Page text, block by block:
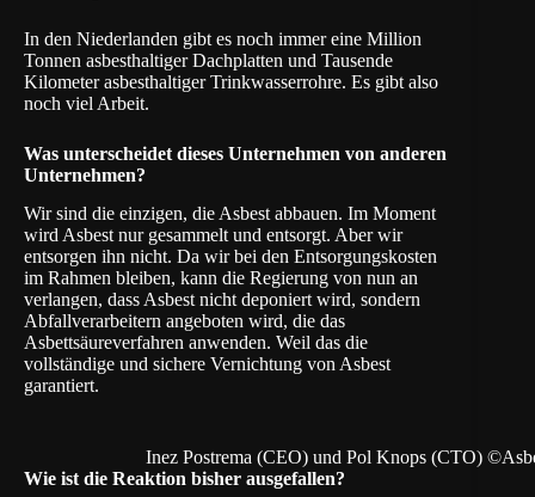
In den Niederlanden gibt es noch immer eine Million
Tonnen asbesthaltiger Dachplatten und Tausende
Kilometer asbesthaltiger Trinkwasserrohre. Es gibt also
noch viel Arbeit.
Was unterscheidet dieses Unternehmen von anderen
Unternehmen?
Wir sind die einzigen, die Asbest abbauen. Im Moment
wird Asbest nur gesammelt und entsorgt. Aber wir
entsorgen ihn nicht. Da wir bei den Entsorgungskosten
im Rahmen bleiben, kann die Regierung von nun an
verlangen, dass Asbest nicht deponiert wird, sondern
Abfallverarbeitern angeboten wird, die das
Asbettsäureverfahren anwenden. Weil das die
vollständige und sichere Vernichtung von Asbest
garantiert.
Inez Postrema (CEO) und Pol Knops (CTO)
Wie ist die Reaktion bisher ausgefallen?